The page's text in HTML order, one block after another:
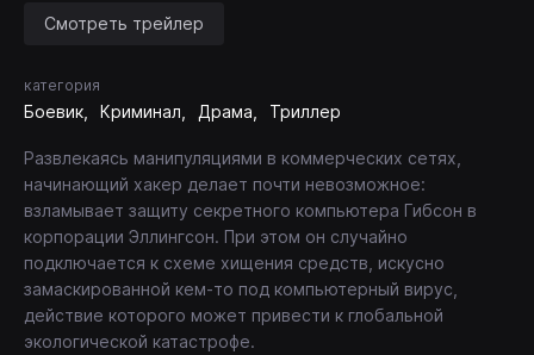
Смотреть трейлер
категория
Боевик Криминал Драма Триллер
Развлекаясь манипуляциями в коммерческих сетях,
начинающий хакер делает почти невозможное:
взламывает защиту секретного компьютера Гибсон в
корпорации Эллингсон. При этом он случайно
подключается к схеме хищения средств, искусно
замаскированной кем-то под компьютерный вирус,
действие которого может привести к глобальной
экологической катастрофе.